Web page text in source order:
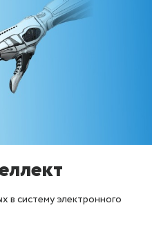
в систему электронного